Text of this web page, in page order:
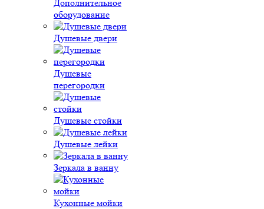
Дополнительное
оборудование
Душевые двери
Душевые
перегородки
Душевые стойки
Душевые лейки
Зеркала в ванну
Кухонные мойки